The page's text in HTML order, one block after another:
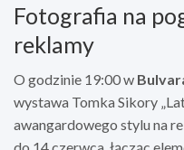
Fotografia na
reklamy
O godzinie 19:00 w
wystawa Tomka Sikory
awangardowego stylu na